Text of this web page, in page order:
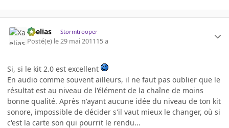
Xaelias Stormtrooper
Posté(e) le 29 mai 201115 a
Si, si le kit 2.0 est excellent
En audio comme souvent ailleurs, il ne faut pas oublier que le
résultat est au niveau de l'élément de la chaîne de moins
bonne qualité. Après n'ayant aucune idée du niveau de ton kit
sonore, impossible de décider s'il vaut mieux le changer, où si
c'est la carte son qui pourrit le rendu...